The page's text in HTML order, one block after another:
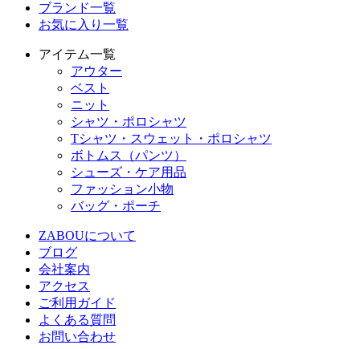
ブランド一覧
お気に入り一覧
アイテム一覧
アウター
ベスト
ニット
シャツ・ポロシャツ
Tシャツ・スウェット・ポロシャツ
ボトムス（パンツ）
シューズ・ケア用品
ファッション小物
バッグ・ポーチ
ZABOUについて
ブログ
会社案内
アクセス
ご利用ガイド
よくある質問
お問い合わせ